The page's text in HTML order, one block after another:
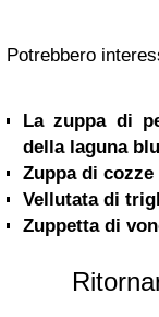
Potrebbero
La zuppa di
della laguna
Zuppa di
Vellutata di
Zuppetta di